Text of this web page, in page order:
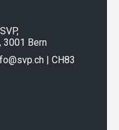
3001 Bern
| CH83